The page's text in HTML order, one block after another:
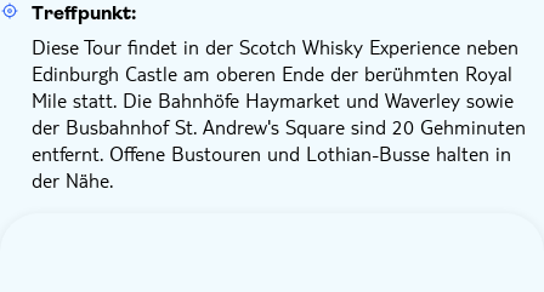
Treffpunkt:
Diese Tour findet in der Scotch Whisky Experience neben
Edinburgh Castle am oberen Ende der berühmten Royal
Mile statt. Die Bahnhöfe Haymarket und Waverley sowie
der Busbahnhof St. Andrew's Square sind 20 Gehminuten
entfernt. Offene Bustouren und Lothian-Busse halten in
der Nähe.